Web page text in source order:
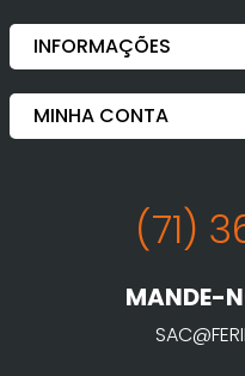
(71)
MANDE-